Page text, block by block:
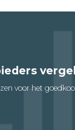
voor het